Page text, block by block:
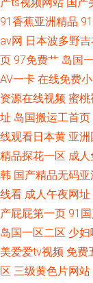
91香蕉亚洲精品
av网 日本波多野吉
页 97免费艹 岛国
AV一卡 在线免费
资源在线视频 蜜桃
址 岛国搬运工首页
线观看日本黄 亚
精品探花一区 成
韩 国产精品无码亚
线看 成人午夜网址
产屁屁第一页 91
岛国一区二区 少妇
美爱爱tv视频 免费
区 三级黄色片网站